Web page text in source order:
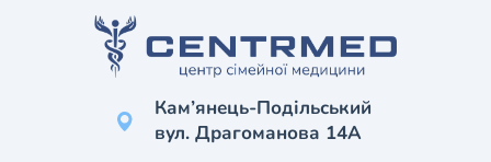
Кам’янець-Подільський
вул. Драгоманова 14А